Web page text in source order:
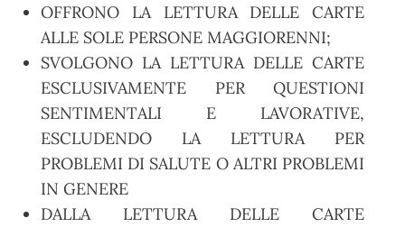
OFFRONO LA LETTURA DELLE CARTE
ALLE SOLE PERSONE MAGGIORENNI;
SVOLGONO LA LETTURA DELLE CARTE
ESCLUSIVAMENTE PER QUESTIONI
SENTIMENTALI E LAVORATIVE,
ESCLUDENDO LA LETTURA PER
PROBLEMI DI SALUTE O ALTRI PROBLEMI
IN GENERE
DALLA LETTURA DELLE CARTE